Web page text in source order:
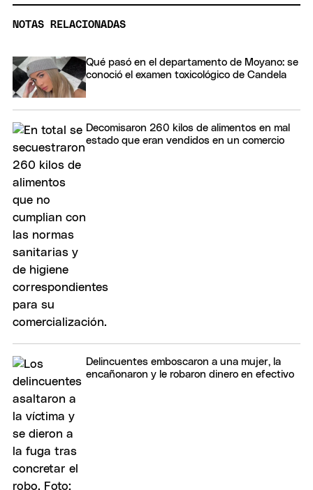
NOTAS RELACIONADAS
Qué pasó en el departamento de Moyano: se
conoció el examen toxicológico de Candela
Decomisaron 260 kilos de alimentos en mal
estado que eran vendidos en un comercio
Delincuentes emboscaron a una mujer, la
encañonaron y le robaron dinero en efectivo